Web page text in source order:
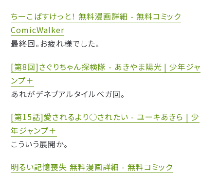
ちーこばすけっと！ 無料漫画詳細 - 無料コミック
ComicWalker
最終回。お疲れ様でした。
[第8回]さぐりちゃん探検隊 - あきやま陽光 | 少年ジャ
ンプ＋
あれがデネブアルタイルベガ回。
[第15話]愛されるより○されたい - ユーキあきら | 少
年ジャンプ＋
こういう展開か。
明るい記憶喪失 無料漫画詳細 - 無料コミック